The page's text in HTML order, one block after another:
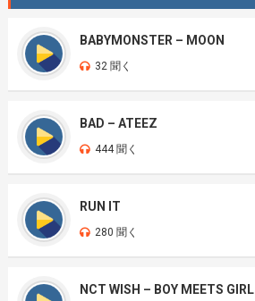
BABYMONSTER – MOON
32 聞く
BAD – ATEEZ
444 聞く
RUN IT
280 聞く
NCT WISH – BOY MEETS GIRL